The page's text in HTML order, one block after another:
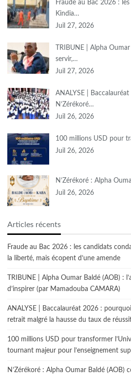
Fraude au Bac 2026 :
Kindia…
Juil 27, 2026
TRIBUNE | Alpha
servir,…
Juil 27, 2026
ANALYSE |
N’Zérékoré…
Juil 26, 2026
100 millions USD pour
Juil 26, 2026
N’Zérékoré : Alpha
Juil 26, 2026
Articles récents
Fraude au Bac 2026 : les candidats
la liberté, mais écopent d’une amende
TRIBUNE | Alpha Oumar Baldé (AOB) :
d’inspirer (par Mamadouba CAMARA)
ANALYSE | Baccalauréat 2026 :
retrait malgré la hausse du taux de
100 millions USD pour transformer
tournant majeur pour l’enseignement
N’Zérékoré : Alpha Oumar Baldé (AOB)